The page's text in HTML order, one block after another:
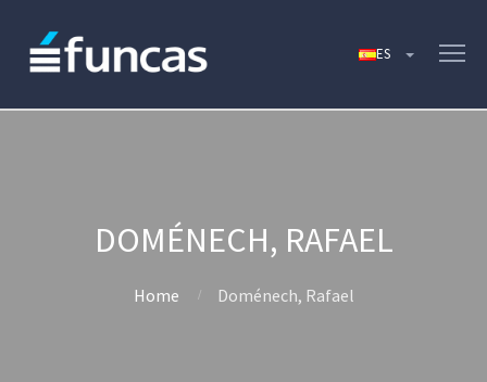
DOMÉNECH, RAFAEL
Home Doménech, Rafael